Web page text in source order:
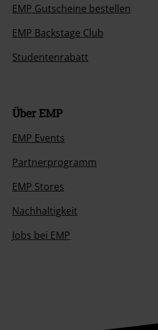
EMP Gutscheine bestellen
EMP Backstage Club
Studentenrabatt
Über EMP
EMP Events
Partnerprogramm
EMP Stores
Nachhaltigkeit
Jobs bei EMP